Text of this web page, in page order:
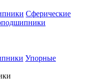
Сферические
Упорные